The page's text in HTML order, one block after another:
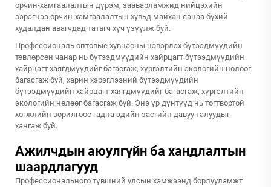
орчин-хамгаалалтын дүрэм, зааварламжид нийцэхийн
зэрэгцээ орчин-хамгаалалтын хувьд майхан санаа бүхий
худалдан авагчдад татагч хүч үзүүлж буй.
Профессиональ оптовые хувцасны цэвэрлэх бүтээдмүүдийн
төвлөрсөн чанар нь бүтээдмүүдийн хайрцагт бүтээдмүүдийн
хайрцагт хаягдмүүдийг багасгаж, хүргэлтийн экологийн нөлөөг
багасгаж буй, харин хэрэглээний бүтээдмүүдийн
бүтээдмүүдийн хайрцагт хаягдмүүдийг багасгаж, хүргэлтийн
экологийн нөлөөг багасгаж буй. Энэ үр дүнтүүд нь тогтвортой
хөгжлийн зорилгоос гадна эдийн засгийн давуу талуудыг
хангаж буй.
Ажилчдын аюулгүйн ба хандлалтын
шаардлагууд
Профессионального түвшний улсын хэмжээнд борлууламжт